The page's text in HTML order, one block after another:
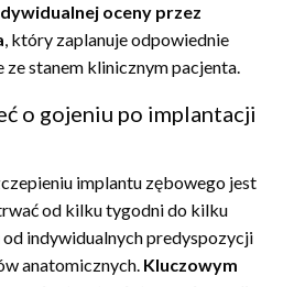
oceny przez
, który zaplanuje odpowiednie
stanem klinicznym pacjenta.
o gojeniu po implantacji
implantu zębowego jest
od kilku tygodni do kilku
od indywidualnych predyspozycji
anatomicznych. Kluczowym